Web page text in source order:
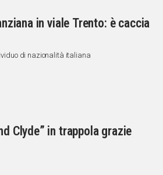
in viale Trento: è caccia
di nazionalità italiana
Clyde” in trappola grazie